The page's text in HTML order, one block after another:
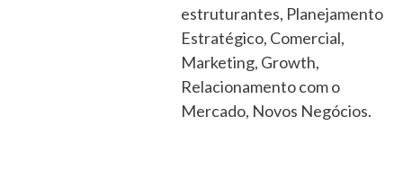
estruturantes, Planejamento
Estratégico, Comercial,
Marketing, Growth,
Relacionamento com o
Mercado, Novos Negócios.